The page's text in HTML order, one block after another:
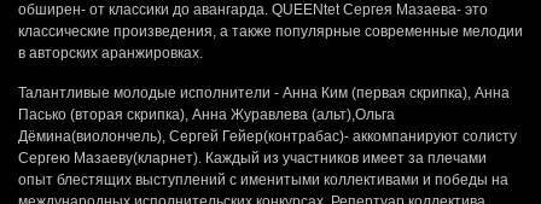
обширен- от классики до авангарда. QUEENtet Сергея Мазаева- это
классические произведения, а также популярные современные мелодии
в авторских аранжировках.
Талантливые молодые исполнители - Анна Ким (первая скрипка), Анна
Пасько (вторая скрипка), Анна Журавлева (альт),Ольга
Дёмина(виолончель), Сергей Гейер(контрабас)- аккомпанируют солисту
Сергею Мазаеву(кларнет). Каждый из участников имеет за плечами
опыт блестящих выступлений с именитыми коллективами и победы на